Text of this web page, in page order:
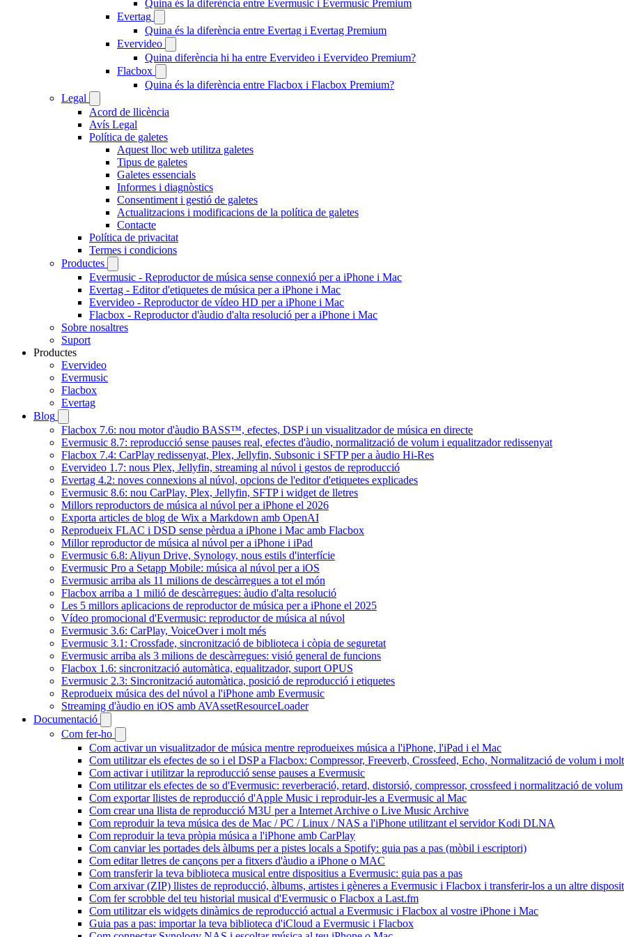
Quina és la diferència entre Evermusic i Evermusic Premium
Evertag
Quina és la diferència entre Evertag i Evertag Premium
Evervideo
Quina diferència hi ha entre Evervideo i Evervideo Premium?
Flacbox
Quina és la diferència entre Flacbox i Flacbox Premium?
Legal
Acord de llicència
Avís Legal
Política de galetes
Aquest lloc web utilitza galetes
Tipus de galetes
Galetes essencials
Informes i diagnòstics
Consentiment i gestió de galetes
Actualitzacions i modificacions de la política de galetes
Contacte
Política de privacitat
Termes i condicions
Productes
Evermusic - Reproductor de música sense connexió per a iPhone i Mac
Evertag - Editor d'etiquetes de música per a iPhone i Mac
Evervideo - Reproductor de vídeo HD per a iPhone i Mac
Flacbox - Reproductor d'àudio d'alta resolució per a iPhone i Mac
Sobre nosaltres
Suport
Productes
Evervideo
Evermusic
Flacbox
Evertag
Blog
Flacbox 7.6: nou motor d'àudio BASS™, efectes, DSP i un visualitzador de música en directe
Evermusic 8.7: reproducció sense pauses real, efectes d'àudio, normalització de volum i equalitzador redissenyat
Flacbox 7.4: CarPlay redissenyat, Plex, Jellyfin, Subsonic i SFTP per a àudio Hi-Res
Evervideo 1.7: nous Plex, Jellyfin, streaming al núvol i gestos de reproducció
Evertag 4.2: noves connexions al núvol, opcions de l'editor d'etiquetes explicades
Evermusic 8.6: nou CarPlay, Plex, Jellyfin, SFTP i widget de lletres
Millors reproductors de música al núvol per a iPhone el 2026
Exporta articles de blog de Wix a Markdown amb OpenAI
Reprodueix FLAC i DSD sense pèrdua a iPhone i Mac amb Flacbox
Millor reproductor de música al núvol per a iPhone i iPad
Evermusic 6.8: Aliyun Drive, Synology, nous estils d'interfície
Evermusic Pro a Setapp Mobile: música al núvol per a iOS
Evermusic arriba als 11 milions de descàrregues a tot el món
Flacbox arriba a 1 milió de descàrregues: àudio d'alta resolució
Les 5 millors aplicacions de reproductor de música per a iPhone el 2025
Vídeo promocional d'Evermusic: reproductor de música al núvol
Evermusic 3.6: CarPlay, VoiceOver i molt més
Evermusic 3.1: Crossfade, sincronització de biblioteca i còpia de seguretat
Evermusic arriba als 3 milions de descàrregues: visió general de funcions
Flacbox 1.6: sincronització automàtica, equalitzador, suport OPUS
Evermusic 2.3: Sincronització automàtica, posició de reproducció i etiquetes
Reprodueix música des del núvol a l'iPhone amb Evermusic
Streaming d'àudio en iOS amb AVAssetResourceLoader
Documentació
Com fer-ho
Com activar un visualitzador de música mentre reprodueixes música a l'iPhone, l'iPad i el Mac
Com utilitzar els efectes de so i el DSP a Flacbox: Compressor, Freeverb, Crossfeed, Echo, Normalització de volum i
Com activar i utilitzar la reproducció sense pauses a Evermusic
Com utilitzar els efectes de so d'Evermusic: reverberació, retard, distorsió, compressor, crossfeed i normalització de volum
Com exportar llistes de reproducció d'Apple Music i reproduir-les a Evermusic al Mac
Com crear una llista de reproducció M3U per a Internet Archive o Live Music Archive
Com reproduir la teva música des de Mac / PC / Linux / NAS a l'iPhone utilitzant el servidor Kodi DLNA
Com reproduir la teva pròpia música a l'iPhone amb CarPlay
Com canviar les portades dels àlbums per a pistes locals a Spotify: guia pas a pas (mòbil i escriptori)
Com editar lletres de cançons per a fitxers d'àudio a iPhone o MAC
Com transferir la teva biblioteca musical entre dispositius a Evermusic: guia pas a pas
Com arxivar (ZIP) llistes de reproducció, àlbums, artistes i gèneres a Evermusic i Flacbox i transferir-los a un altre
Com fer scrobble del teu historial musical d'Evermusic o Flacbox a Last.fm
Com utilitzar els widgets dinàmics de reproducció actual a Evermusic i Flacbox al vostre iPhone i Mac
Guia pas a pas: importar la teva biblioteca d'iCloud a Evermusic i Flacbox